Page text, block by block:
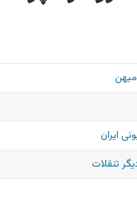
ایران
تنقلات